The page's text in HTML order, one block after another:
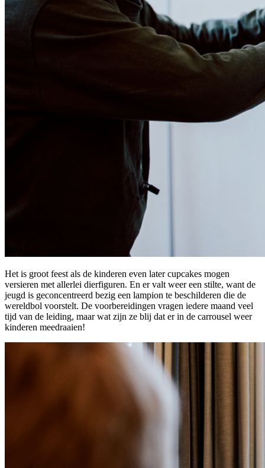
Het is groot feest als de kinderen even later cupcakes mogen
versieren met allerlei dierfiguren. En er valt weer een stilte, want de
jeugd is geconcentreerd bezig een lampion te beschilderen die de
wereldbol voorstelt. De voorbereidingen vragen iedere maand veel
tijd van de leiding, maar wat zijn ze blij dat er in de carrousel weer
kinderen meedraaien!